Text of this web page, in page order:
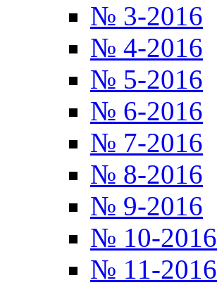
№ 3-2016
№ 4-2016
№ 5-2016
№ 6-2016
№ 7-2016
№ 8-2016
№ 9-2016
№ 10-2016
№ 11-2016